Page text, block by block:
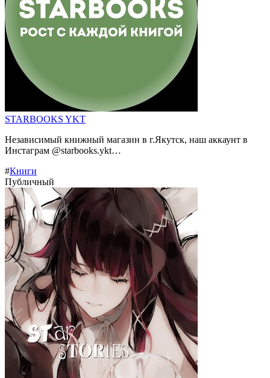
STARBOOKS YKT
Независимый книжный магазин в г.Якутск, наш аккаунт в
Инстаграм @starbooks.ykt…
#Книги
Публичный